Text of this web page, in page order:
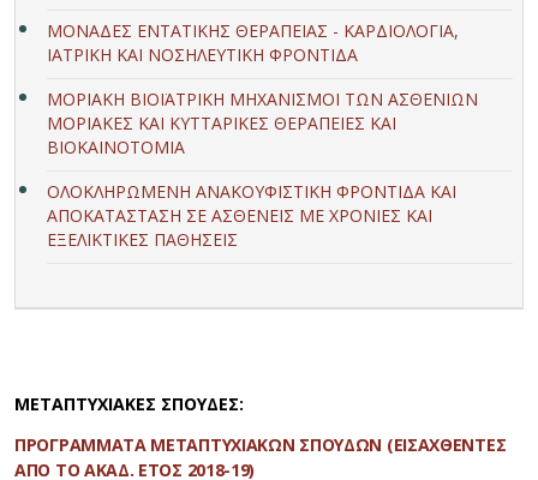
ΜΟΝΑΔΕΣ ΕΝΤΑΤΙΚΗΣ ΘΕΡΑΠΕΙΑΣ - ΚΑΡΔΙΟΛΟΓΙΑ,
ΙΑΤΡΙΚΗ ΚΑΙ ΝΟΣΗΛΕΥΤΙΚΗ ΦΡΟΝΤΙΔΑ
ΜΟΡΙΑΚΗ ΒΙΟΪΑΤΡΙΚΗ ΜΗΧΑΝΙΣΜΟΙ ΤΩΝ ΑΣΘΕΝΙΩΝ
ΜΟΡΙΑΚΕΣ ΚΑΙ ΚΥΤΤΑΡΙΚΕΣ ΘΕΡΑΠΕΙΕΣ ΚΑΙ
ΒΙΟΚΑΙΝΟΤΟΜΙΑ
ΟΛΟΚΛΗΡΩΜΕΝΗ ΑΝΑΚΟΥΦΙΣΤΙΚΗ ΦΡΟΝΤΙΔΑ ΚΑΙ
ΑΠΟΚΑΤΑΣΤΑΣΗ ΣΕ ΑΣΘΕΝΕΙΣ ΜΕ ΧΡΟΝΙΕΣ ΚΑΙ
ΕΞΕΛΙΚΤΙΚΕΣ ΠΑΘΗΣΕΙΣ
ΜΕΤΑΠΤΥΧΙΑΚΕΣ ΣΠΟΥΔΕΣ:
ΠΡΟΓΡΑΜΜΑΤΑ ΜΕΤΑΠΤΥΧΙΑΚΩΝ ΣΠΟΥΔΩΝ (ΕΙΣΑΧΘΕΝΤΕΣ
ΑΠΟ ΤΟ ΑΚΑΔ. ΕΤΟΣ 2018-19)